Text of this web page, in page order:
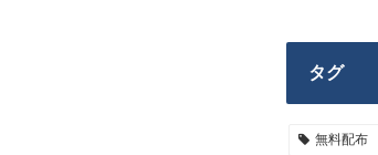
タグ
無料配布